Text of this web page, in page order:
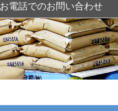
お電話でのお問い合わせ